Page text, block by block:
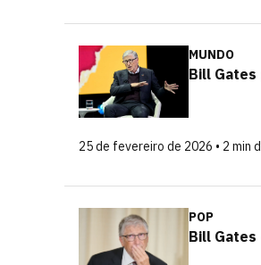
MUNDO
Bill
25 de fevereiro de 2026 • 2 min
POP
Bill